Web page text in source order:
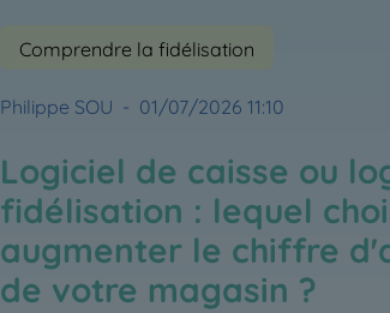
Comprendre la fidélisation
Philippe SOU - 01/07/2026 11:10
Logiciel de caisse ou
fidélisation : lequel
augmenter le chiffre
de votre magasin ?